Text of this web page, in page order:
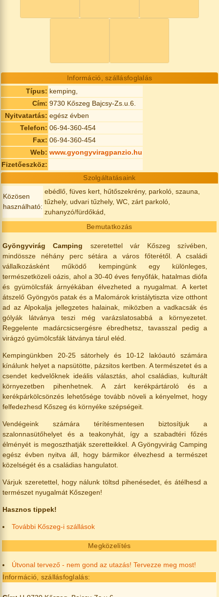
Információ, szállásfoglalás
Típus: kemping,
Cím: 9730 Kőszeg Bajcsy-Zs.u.6.
Nyitvatartás: egész évben
Telefon: 06-94-360-454
Fax: 06-94-360-454
Web: www.gyongyviragpanzio.hu
Fizetőeszköz:
Szolgáltatásaink
Közösen
használható:
ebédlő, füves kert, hűtőszekrény, parkoló, szauna,
tűzhely, udvari tűzhely, WC, zárt parkoló,
zuhanyzó/fürdőkád,
Bemutatkozás
Gyöngyvirág Camping szeretettel vár Kőszeg szívében,
mindössze néhány perc sétára a város főterétől. A családi
vállalkozásként működő kempingünk egy különleges,
természetközeli oázis, ahol a 30-40 éves fenyőfák, hatalmas diófa
és gyümölcsfák árnyékában élvezheted a nyugalmat. A kertet
átszelő Gyöngyös patak és a Malomárok kristálytiszta vize otthont
ad az Alpokalja jellegzetes halainak, miközben a vadkacsák és
gólyák látványa teszi még varázslatosabbá a környezetet.
Reggelente madárcsicsergésre ébredhetsz, tavasszal pedig a
virágzó gyümölcsfák látványa tárul eléd.
Kempingünkben 20-25 sátorhely és 10-12 lakóautó számára
kínálunk helyet a napsütötte, pázsitos kertben. A természetet és a
csendet kedvelőknek ideális választás, ahol családias, kulturált
környezetben pihenhetnek. A zárt kerékpártároló és a
kerékpárkölcsönzés lehetősége tovább növeli a kényelmet, hogy
felfedezhesd Kőszeg és környéke szépségeit.
Vendégeink számára térítésmentesen biztosítjuk a
szalonnasütőhelyet és a teakonyhát, így a szabadtéri főzés
élményét is megoszthatják szeretteikkel. A Gyöngyvirág Camping
egész évben nyitva áll, hogy bármikor élvezhesd a természet
közelségét és a családias hangulatot.
Várjuk szeretettel, hogy nálunk töltsd pihenésedet, és átélhesd a
természet nyugalmát Kőszegen!
Hasznos tippek!
További Kőszeg-i szállások
Megközelítés
Útvonal tervező - nem gond az utazás! Tervezze meg most!
Információ, szállásfoglalás: